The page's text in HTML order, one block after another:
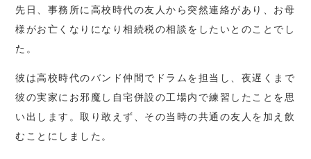
先日、事務所に高校時代の友人から突然連絡があり、お母
様がお亡くなりになり相続税の相談をしたいとのことでし
た。
彼は高校時代のバンド仲間でドラムを担当し、夜遅くまで
彼の実家にお邪魔し自宅併設の工場内で練習したことを思
い出します。取り敢えず、その当時の共通の友人を加え飲
むことにしました。